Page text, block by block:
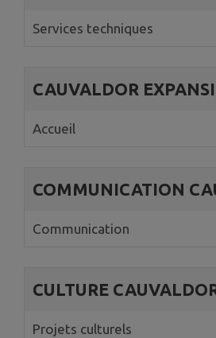
Services techniques
CAUVALDOR
Accueil
COMMUNICATION
Communication
CULTURE
Projets culturels